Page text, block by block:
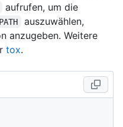
aufrufen, um die
PATH
auszuwählen,
anzugeben. Weitere
tox.